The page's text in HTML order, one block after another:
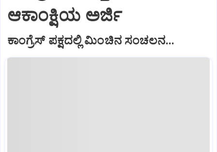
ಆಕಾಂಕ್ಷಿಯ ಅರ್ಜಿ
ಕಾಂಗ್ರೆಸ್ ಪಕ್ಷದಲ್ಲಿ ಮಿಂಚಿನ ಸಂಚಲನ...